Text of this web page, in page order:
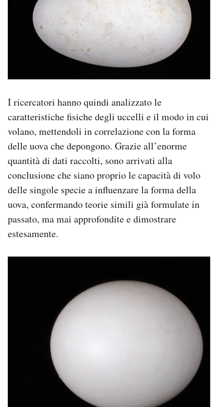
I ricercatori hanno quindi analizzato le
caratteristiche fisiche degli uccelli e il modo in cui
volano, mettendoli in correlazione con la forma
delle uova che depongono. Grazie all’enorme
quantità di dati raccolti, sono arrivati alla
conclusione che siano proprio le capacità di volo
delle singole specie a influenzare la forma della
uova, confermando teorie simili già formulate in
passato, ma mai approfondite e dimostrare
estesamente.